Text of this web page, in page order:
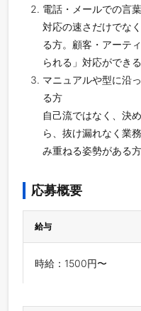
電話・メールでの言
対応の速さだけでな
る方。顧客・アーテ
られる」対応ができ
マニュアルや型に沿
る方
自己流ではなく、決
ら、抜け漏れなく業
み重ねる姿勢がある
応募概要
給与
時給：1500円〜